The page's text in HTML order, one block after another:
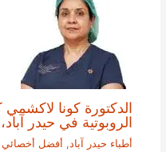
الدكتورة كونا
الروبوتية في حيدر آباد،
أطباء حيدر آباد, أفضل أخصائي